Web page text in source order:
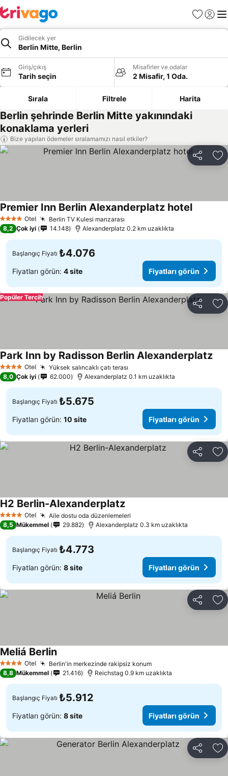
Favoriler
Giriş
Gidilecek yer
Berlin Mitte, Berlin
Giriş/çıkış
Tarih seçin
Misafirler ve odalar
2 Misafir, 1 Oda.
Sırala Filtrele Harita
Berlin şehrinde Berlin Mitte yakınındaki
konaklama yerleri
Bize yapılan ödemeler sıralamamızı nasıl etkiler?
Paylaş
4 Yıldız Otel Berlin TV Kulesi manzarası
Premier Inn Berlin Alexanderplatz hotel
8,2 Çok iyi 14.148 Alexanderplatz 0.2 km uzaklıkta
Başlangıç Fiyatı ₺4.076
Fiyatları görün: 4 site Fiyatları görün
Paylaş
Popüler Tercih
4 Yıldız Otel Yüksek salıncaklı çatı terası
Park Inn by Radisson Berlin Alexanderplatz
8,0 Çok iyi 62.000 Alexanderplatz 0.1 km uzaklıkta
Başlangıç Fiyatı ₺5.675
Fiyatları görün: 10 site Fiyatları görün
Paylaş
4 Yıldız Otel Aile dostu oda düzenlemeleri
H2 Berlin-Alexanderplatz
8,5 Mükemmel 29.882 Alexanderplatz 0.3 km uzaklıkta
Başlangıç Fiyatı ₺4.773
Fiyatları görün: 8 site Fiyatları görün
Paylaş
4 Yıldız Otel Berlin'in merkezinde rakipsiz konum
Meliá Berlin
8,8 Mükemmel 21.416 Reichstag 0.9 km uzaklıkta
Başlangıç Fiyatı ₺5.912
Fiyatları görün: 8 site Fiyatları görün
Paylaş